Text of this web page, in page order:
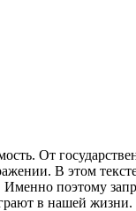
От
В этом
поэтому
в нашей жизни.